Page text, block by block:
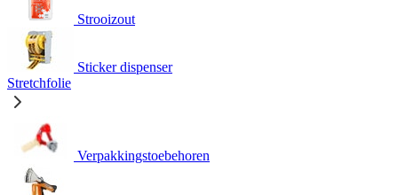
Strooizout
Sticker dispenser
Stretchfolie
Verpakkingstoebehoren